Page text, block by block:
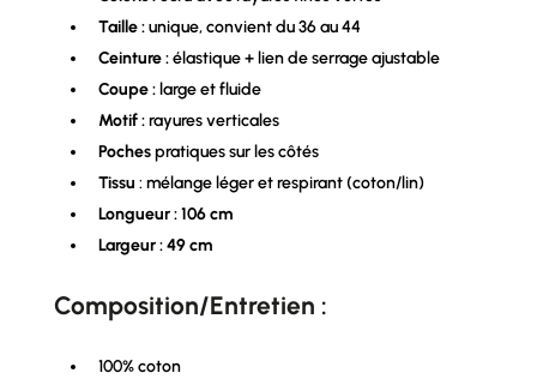
Taille :unique, convient du 36 au 44
Ceinture :élastique + lien de serrage ajustable
Coupe :large et fluide
Motif :rayures verticales
Pochespratiques sur les côtés
Tissu : mélange léger et respirant (coton/lin)
Longueur : 106 cm
Largeur : 49 cm
Composition/Entretien :
100% coton